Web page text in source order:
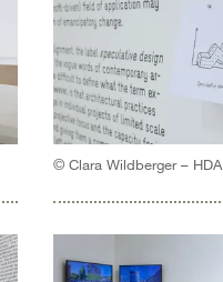
© Clara Wildberger – HDA